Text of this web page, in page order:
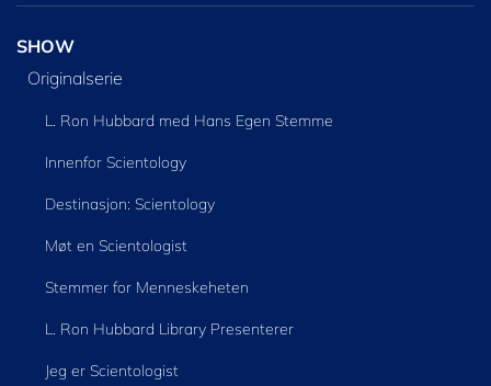
SHOW
Originalserie
L. Ron Hubbard med Hans Egen Stemme
Innenfor Scientology
Destinasjon: Scientology
Møt en Scientologist
Stemmer for Menneskeheten
L. Ron Hubbard Library Presenterer
Jeg er Scientologist